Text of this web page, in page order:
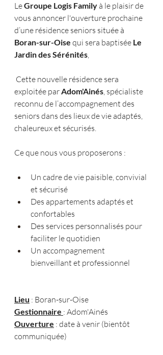
Le Groupe Logis Family à le plaisir de
vous annoncer l'ouverture prochaine
d’une résidence seniors située à
Boran-sur-Oise qui sera baptisée Le
Jardin des Sérénités,
exploitée par Adom'Ainés, spécialiste
reconnu de l’accompagnement des
seniors dans des lieux de vie adaptés,
chaleureux et sécurisés.
Ce que nous vous proposerons :
Un cadre de vie paisible, convivial
et sécurisé
Des appartements adaptés et
confortables
Des services personnalisés pour
faciliter le quotidien
Un accompagnement
bienveillant et professionnel
Lieu : Boran-sur-Oise
Gestionnaire : Adom'Ainés
Ouverture : date à venir (bientôt
communiquée)